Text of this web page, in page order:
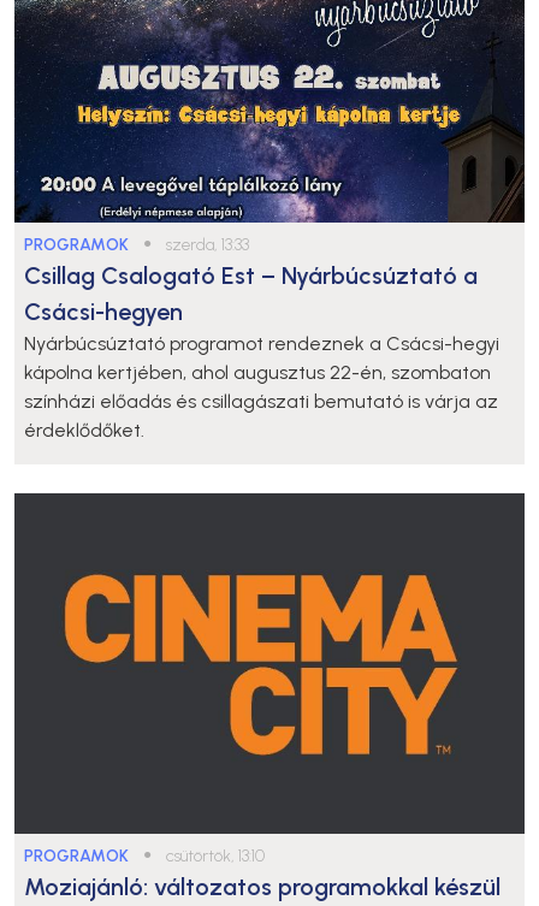
PROGRAMOK ● szerda, 13:33
Csillag Csalogató Est – Nyárbúcsúztató a
Csácsi-hegyen
Nyárbúcsúztató programot rendeznek a Csácsi-hegyi
kápolna kertjében, ahol augusztus 22-én, szombaton
színházi előadás és csillagászati bemutató is várja az
érdeklődőket.
PROGRAMOK ● csütörtök, 13:10
Moziajánló: változatos programokkal készül